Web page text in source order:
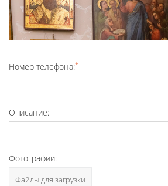
Номер телефона:*
Описание:
Фотографии:
Файлы для загрузки